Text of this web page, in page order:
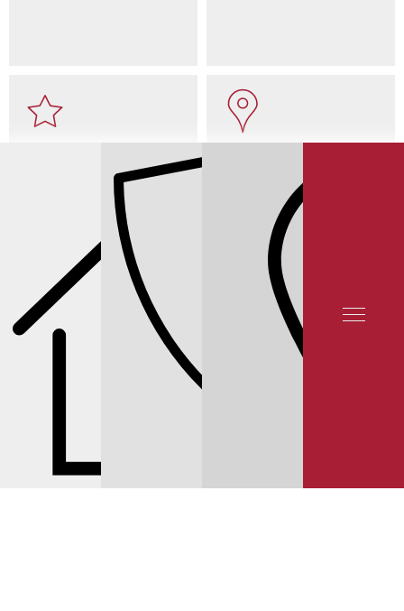
СЕРВИС TIIDA
ЦЕНЫ НА ЗАМЕНУ СТУПИЦ, СТУПИЧНЫХ
ПОДШИПНИКОВ И ШРУСОВ ПРИВОДА КОЛЕСА ДЛЯ NISSAN TIIDA C13